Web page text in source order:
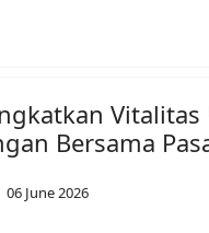
Bersama
06 June 2026